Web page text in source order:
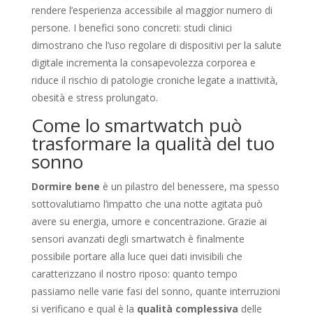
rendere l’esperienza accessibile al maggior numero di
persone. I benefici sono concreti: studi clinici
dimostrano che l’uso regolare di dispositivi per la salute
digitale incrementa la consapevolezza corporea e
riduce il rischio di patologie croniche legate a inattività,
obesità e stress prolungato.
Come lo smartwatch può
trasformare la qualità del tuo
sonno
Dormire bene è un pilastro del benessere, ma spesso
sottovalutiamo l’impatto che una notte agitata può
avere su energia, umore e concentrazione. Grazie ai
sensori avanzati degli smartwatch è finalmente
possibile portare alla luce quei dati invisibili che
caratterizzano il nostro riposo: quanto tempo
passiamo nelle varie fasi del sonno, quante interruzioni
si verificano e qual è la qualità complessiva delle